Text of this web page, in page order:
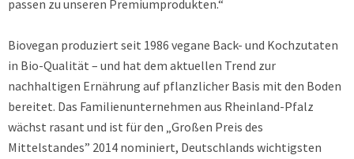
passen zu unseren Premiumprodukten.“
Biovegan produziert seit 1986 vegane Back- und Kochzutaten
in Bio-Qualität – und hat dem aktuellen Trend zur
nachhaltigen Ernährung auf pflanzlicher Basis mit den Boden
bereitet. Das Familienunternehmen aus Rheinland-Pfalz
wächst rasant und ist für den „Großen Preis des
Mittelstandes” 2014 nominiert, Deutschlands wichtigsten